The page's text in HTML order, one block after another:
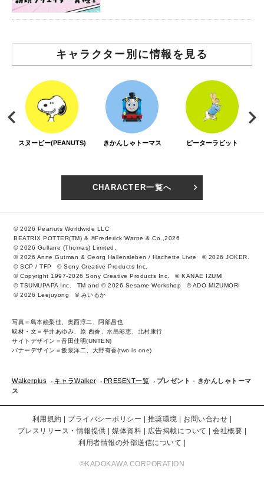
キャラクター別に情報を見る
スヌーピー(PEANUTS) きかんしゃトーマス ピーターラビット
CHARACTER一覧へ
© 2026 Peanuts Worldwide LLC
BEATRIX POTTER(TM) & ©Frederick Warne & Co.,2026
© 2026 Gullane (Thomas) Limited.
© 2026 Anne Gutman & Georg Hallensleben / Hachette Livre
© 2026 JOKER.
© SCP / TFP
© Sony Creative Products Inc.
© Copyright 1997-2026 Sony Creative Products Inc.
© KANAE IZUMI
© TSUMUPAPA Inc.
TM and © 2026 Sesame Workshop
© ADO MIZUMORI
© 2026 Leejuyong
© みいるか
写真＝島本絵梨佳、奥西淳二、阿部昌也
取材・文＝平井あゆみ、原 西香、水島彩恵、北村康行
サイトデザイン＝音田佳明(UNTEN)
バナーデザイン＝飯泉洋二、大野有香(two is one)
Walkerplus キャラWalker PRESENT一覧
プレゼント - きかんしゃトーマ
ス
利用規約 プライバシーポリシー 推奨環境
お問い合わせ
プレスリリース・情報提供
媒体資料 広告掲載について
会社概要
利用者情報の外部送信について
©KADOKAWA CORPORATION